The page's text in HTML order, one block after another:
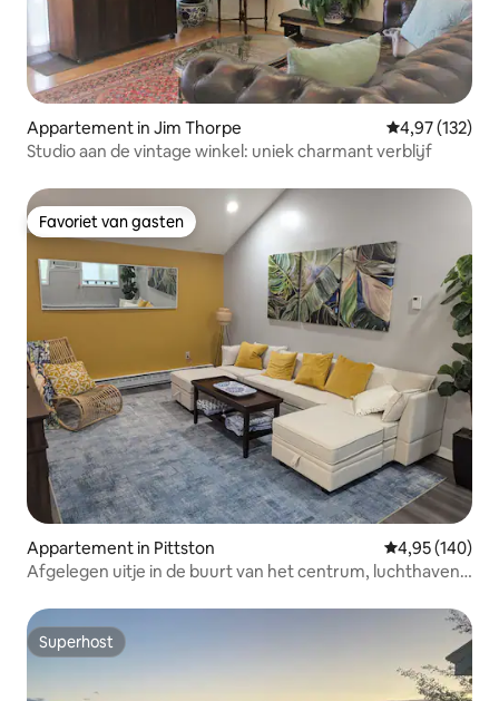
Appartement in Jim Thorpe Gemiddelde
4,97 (132)
Studio aan de vintage winkel: uniek charmant verblijf
Favoriet van gasten
Favoriet van gasten
Appartement in Pittston Gemiddelde
4,95 (140)
Afgelegen uitje in de buurt van het centrum, luchthaven,
Superhost
Superhost